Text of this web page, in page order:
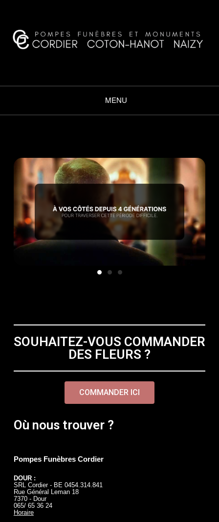
NAIZY
MENU
SOUHAITEZ-VOUS COMMANDER
DES FLEURS ?
COMMANDER ICI
Où nous trouver ?
Pompes Funèbres Cordier
DOUR :
SRL Cordier - BE 0454.314.841
Rue Général Leman 18
7370 - Dour
065/ 65 36 24
Horaire